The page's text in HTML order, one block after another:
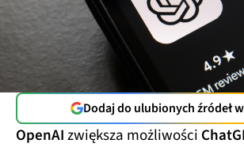
Dodaj do ulubionych źródeł
OpenAIzwiększa możliwości